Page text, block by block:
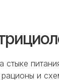
стыке
и